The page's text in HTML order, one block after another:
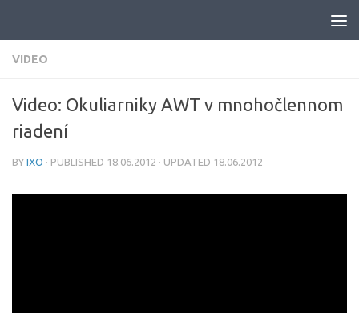
VIDEO
Video: Okuliarniky AWT v mnohočlennom
riadení
BY IXO · PUBLISHED 18.06.2012 · UPDATED 18.06.2012